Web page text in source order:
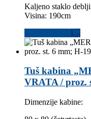
Kaljeno staklo
Visina: 190cm
Tuš kabina
VRATA / proz.
Dimenzije kabine: